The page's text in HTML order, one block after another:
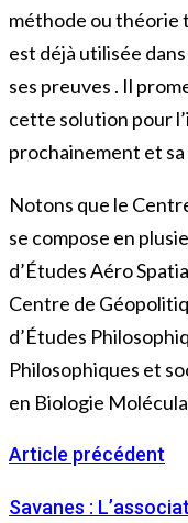
méthode ou théorie
est déjà utilisée
ses preuves . Il
cette solution pour
prochainement et
Notons que le
se compose en
d’Études Aéro
Centre de
d’Études
Philosophiques et
en Biologie
Article précédent
Savanes :